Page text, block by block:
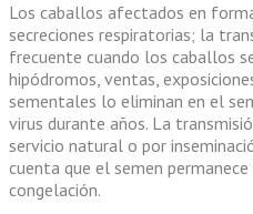
Los caballos afectados en
secreciones respiratorias; la
frecuente cuando los caballos
hipódromos, ventas,
sementales lo eliminan en el
virus durante años. La
servicio natural o por
cuenta que el semen
congelación.